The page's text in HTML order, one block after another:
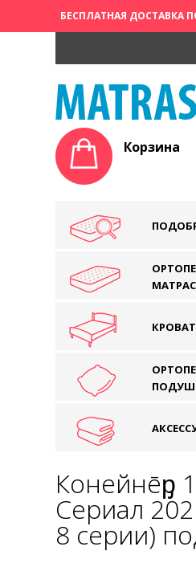
БЕСПЛАТНАЯ ДОСТАВКА
Корзина
Конҭейнēᶈ
Сериал
8 серии)